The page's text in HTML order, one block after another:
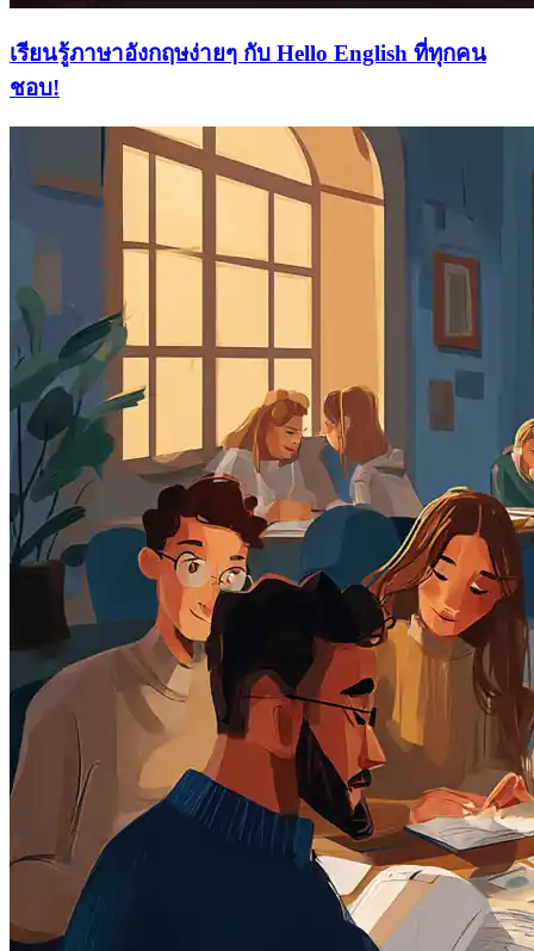
เรียนรู้ภาษาอังกฤษง่ายๆ กับ Hello English ที่ทุกคน
ชอบ!